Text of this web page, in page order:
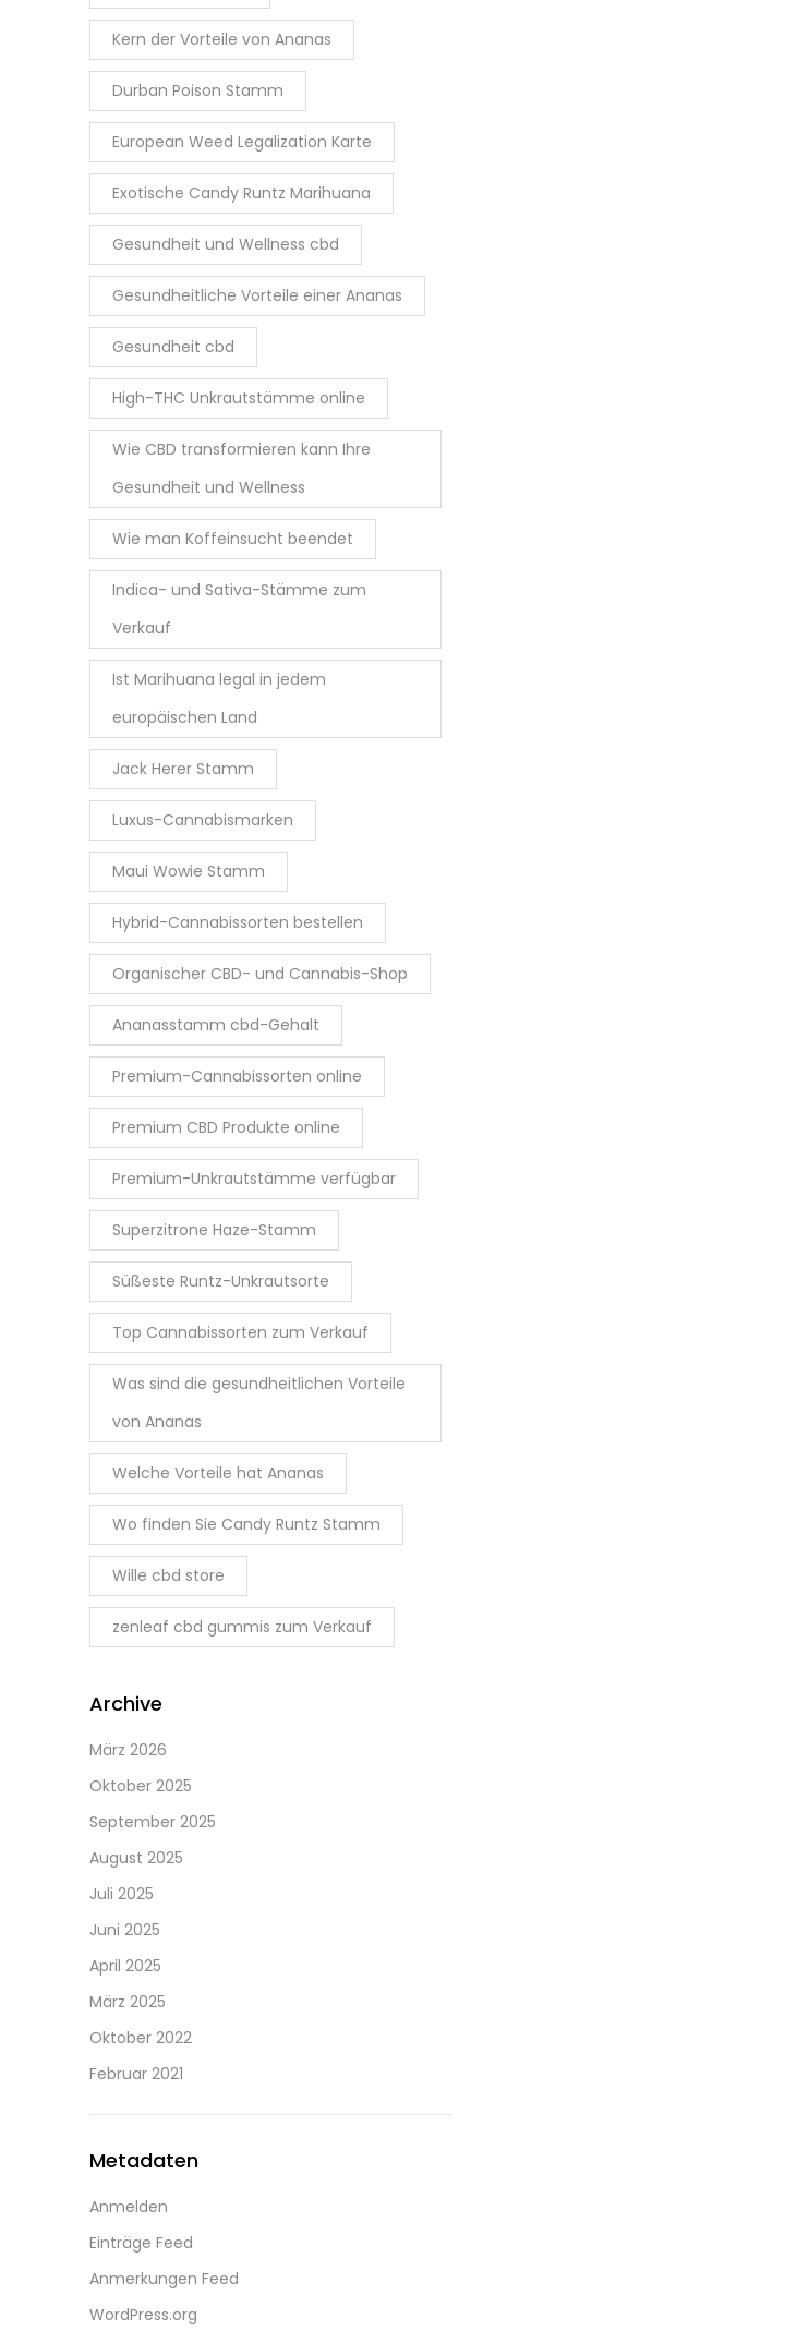
Kern der Vorteile von Ananas
Durban Poison Stamm
European Weed Legalization Karte
Exotische Candy Runtz Marihuana
Gesundheit und Wellness cbd
Gesundheitliche Vorteile einer Ananas
Gesundheit cbd
High-THC Unkrautstämme online
Wie CBD transformieren kann Ihre
Gesundheit und Wellness
Wie man Koffeinsucht beendet
Indica- und Sativa-Stämme zum
Verkauf
Ist Marihuana legal in jedem
europäischen Land
Jack Herer Stamm
Luxus-Cannabismarken
Maui Wowie Stamm
Hybrid-Cannabissorten bestellen
Organischer CBD- und Cannabis-Shop
Ananasstamm cbd-Gehalt
Premium-Cannabissorten online
Premium CBD Produkte online
Premium-Unkrautstämme verfügbar
Superzitrone Haze-Stamm
Süßeste Runtz-Unkrautsorte
Top Cannabissorten zum Verkauf
Was sind die gesundheitlichen Vorteile
von Ananas
Welche Vorteile hat Ananas
Wo finden Sie Candy Runtz Stamm
Wille cbd store
zenleaf cbd gummis zum Verkauf
Archive
März 2026
Oktober 2025
September 2025
August 2025
Juli 2025
Juni 2025
April 2025
März 2025
Oktober 2022
Februar 2021
Metadaten
Anmelden
Einträge Feed
Anmerkungen Feed
WordPress.org